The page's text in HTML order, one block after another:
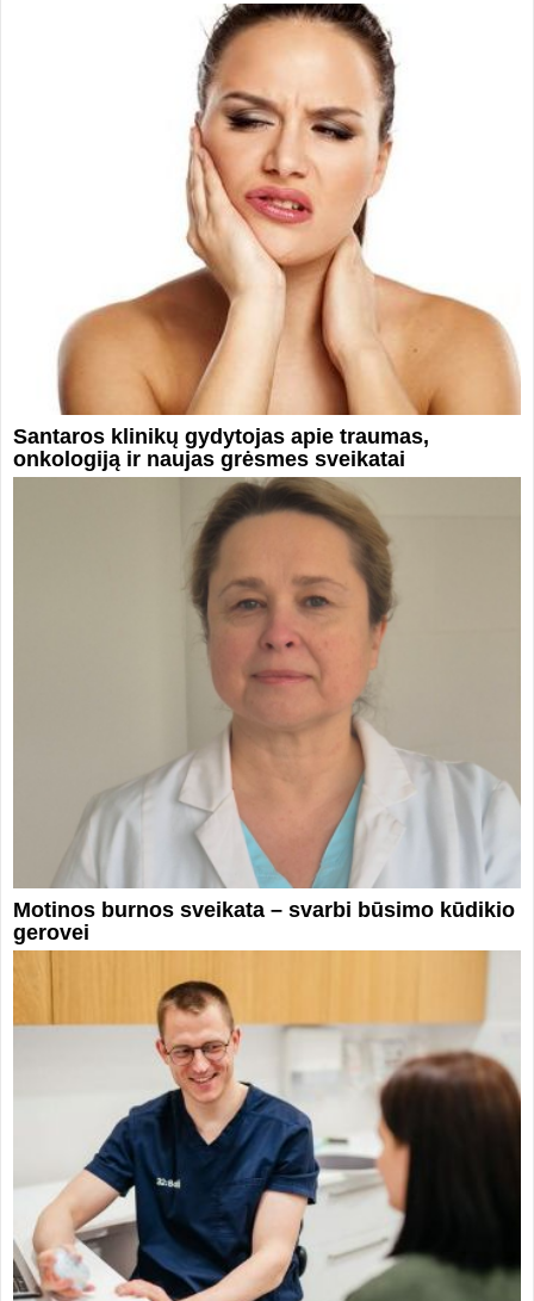
Santaros klinikų gydytojas apie traumas,
onkologiją ir naujas grėsmes sveikatai
Motinos burnos sveikata – svarbi būsimo kūdikio
gerovei